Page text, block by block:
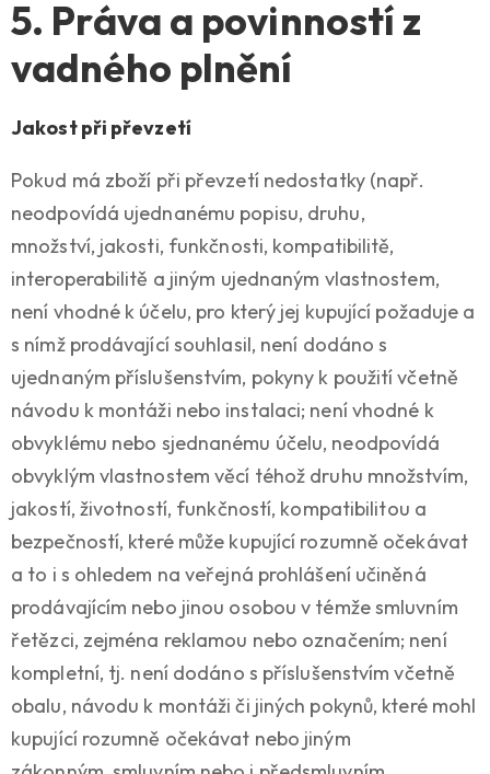
5. Práva a povinností z
vadného plnění
Jakost při převzetí
Pokud má zboží při převzetí nedostatky (např.
neodpovídá ujednanému popisu, druhu,
množství, jakosti, funkčnosti, kompatibilitě,
interoperabilitě a jiným ujednaným vlastnostem,
není vhodné k účelu, pro který jej kupující požaduje a
s nímž prodávající souhlasil, není dodáno s
ujednaným příslušenstvím, pokyny k použití včetně
návodu k montáži nebo instalaci; není vhodné k
obvyklému nebo sjednanému účelu, neodpovídá
obvyklým vlastnostem věcí téhož druhu množstvím,
jakostí, životností, funkčností, kompatibilitou a
bezpečností, které může kupující rozumně očekávat
a to i s ohledem na veřejná prohlášení učiněná
prodávajícím nebo jinou osobou v témže smluvním
řetězci, zejména reklamou nebo označením; není
kompletní, tj. není dodáno s příslušenstvím včetně
obalu, návodu k montáži či jiných pokynů, které mohl
kupující rozumně očekávat nebo jiným